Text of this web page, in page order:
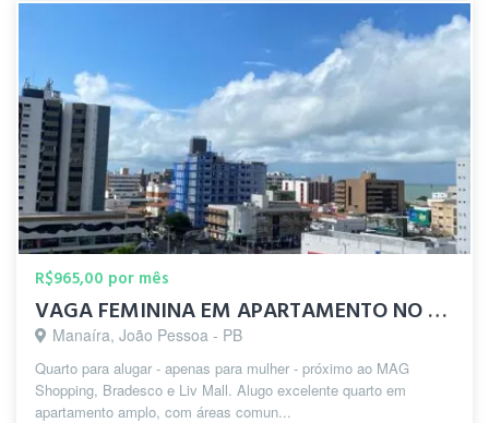
R$965,00 por mês
VAGA FEMININA EM APARTAMENTO NO BAIRRO DE MANAÍRA
Manaíra, João Pessoa - PB
Quarto para alugar - apenas para mulher - próximo ao MAG
Shopping, Bradesco e Liv Mall. Alugo excelente quarto em
apartamento amplo, com áreas comun...